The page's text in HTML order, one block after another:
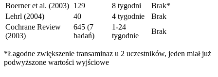
Boerner et al. (2003) 129 8 tygodni
Brak*
Lehrl (2004)
40 4 tygodnie
Brak
Cochrane Review
(2003)
645 (7
badań)
1-24
tygodnie
Brak
*Łagodne zwiększenie transaminaz u 2 uczestników, jeden miał już
podwyższone wartości wyjściowe